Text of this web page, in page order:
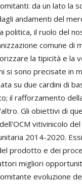
da un lato la
andamenti del
politica, il ruolo del
comune di
la tipicità e la
si sono precisate in
su due cardini di
il rafforzamento
Gli obiettivi di
vitivinicolo
2014-2020.
prodotto e dei
migliori
evoluzione